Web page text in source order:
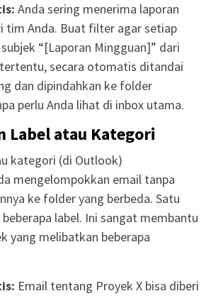
Anda sering menerima laporan
tim Anda. Buat filter agar setiap
“[Laporan Mingguan]” dari
secara otomatis ditandai
dan dipindahkan ke folder
perlu Anda lihat di inbox utama.
Label atau Kategori
kategori (di Outlook)
mengelompokkan email tanpa
ke folder yang berbeda. Satu
label. Ini sangat membantu
yang melibatkan beberapa
Email tentang Proyek X bisa diberi